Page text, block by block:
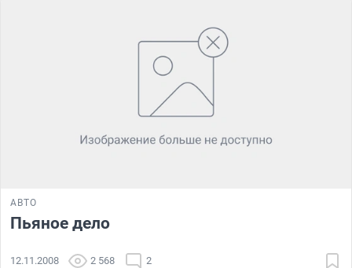
АВТО
Пьяное дело
12.11.2008 2 568 2